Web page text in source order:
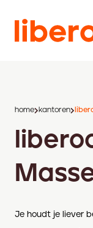
home kantoren
Je houdt je liever